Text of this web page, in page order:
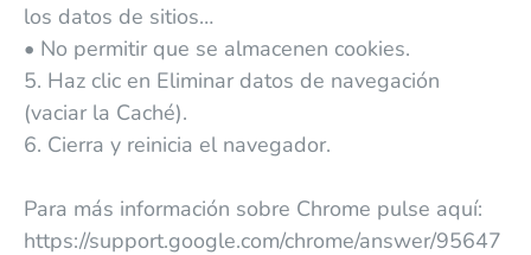
los datos de sitios…
• No permitir que se almacenen cookies.
5. Haz clic en Eliminar datos de navegación
(vaciar la Caché).
6. Cierra y reinicia el navegador.
Para más información sobre Chrome pulse aquí:
https://support.google.com/chrome/answer/95647